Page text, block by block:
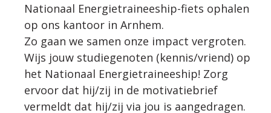
Nationaal Energietraineeship-fiets ophalen
op ons kantoor in Arnhem.
Zo gaan we samen onze impact vergroten.
Wijs jouw studiegenoten (kennis/vriend) op
het Nationaal Energietraineeship! Zorg
ervoor dat hij/zij in de motivatiebrief
vermeldt dat hij/zij via jou is aangedragen.